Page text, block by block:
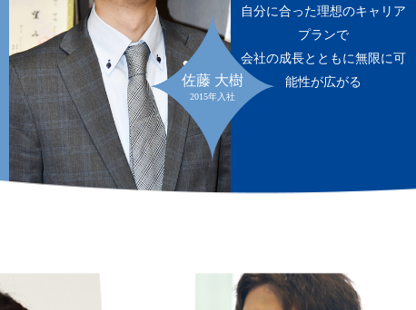
自分に合った理想のキャリア
プランで
会社の成長とともに無限に可
能性が広がる
佐藤 大樹
2015年入社